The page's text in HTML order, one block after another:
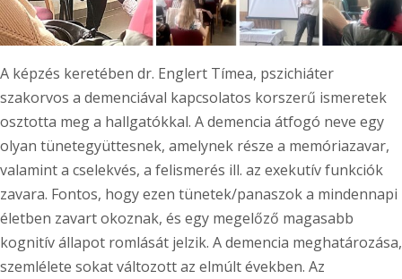
A képzés keretében dr. Englert Tímea, pszichiáter
szakorvos a demenciával kapcsolatos korszerű ismeretek
osztotta meg a hallgatókkal. A demencia átfogó neve egy
olyan tünetegyüttesnek, amelynek része a memóriazavar,
valamint a cselekvés, a felismerés ill. az exekutív funkciók
zavara. Fontos, hogy ezen tünetek/panaszok a mindennapi
életben zavart okoznak, és egy megelőző magasabb
kognitív állapot romlását jelzik. A demencia meghatározása,
szemlélete sokat változott az elmúlt években. Az